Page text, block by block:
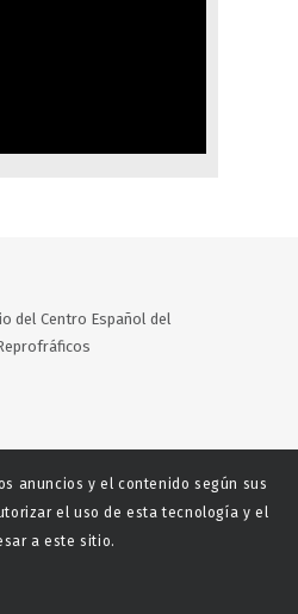
del Centro Español del
anuncios y el contenido según sus
el uso de esta tecnología y el
a este sitio.